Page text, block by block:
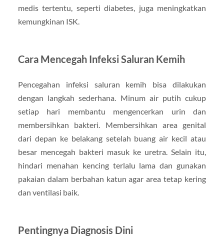
medis tertentu, seperti diabetes, juga meningkatkan
kemungkinan ISK.
Cara Mencegah Infeksi Saluran Kemih
Pencegahan infeksi saluran kemih bisa dilakukan
dengan langkah sederhana. Minum air putih cukup
setiap hari membantu mengencerkan urin dan
membersihkan bakteri. Membersihkan area genital
dari depan ke belakang setelah buang air kecil atau
besar mencegah bakteri masuk ke uretra. Selain itu,
hindari menahan kencing terlalu lama dan gunakan
pakaian dalam berbahan katun agar area tetap kering
dan ventilasi baik.
Pentingnya Diagnosis Dini